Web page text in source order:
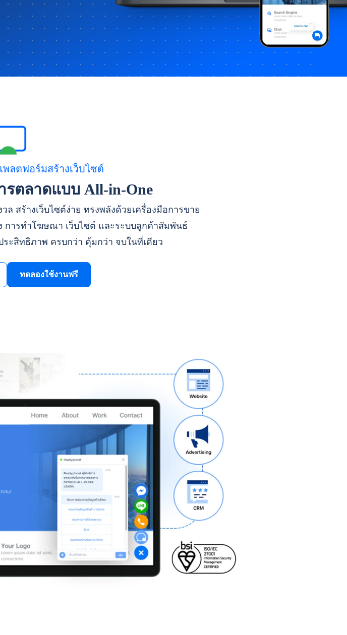
แพลตฟอร์มสร้างเว็บไซต์
ตลาดแบบ All-in-One
ล สร้างเว็บไซต์ง่าย ทรงพลังด้วยเครื่องมือการขาย
การทำโฆษณา เว็บไซต์ และระบบลูกค้าสัมพันธ์
ะสิทธิภาพ ครบกว่า คุ้มกว่า จบในที่เดียว
ทดลองใช้งานฟรี